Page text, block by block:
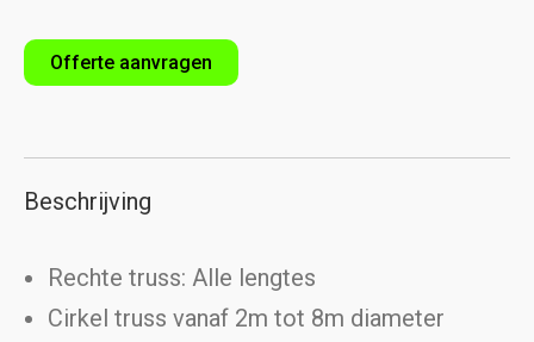
Offerte aanvragen
Beschrijving
Rechte truss: Alle lengtes
Cirkel truss vanaf 2m tot 8m diameter